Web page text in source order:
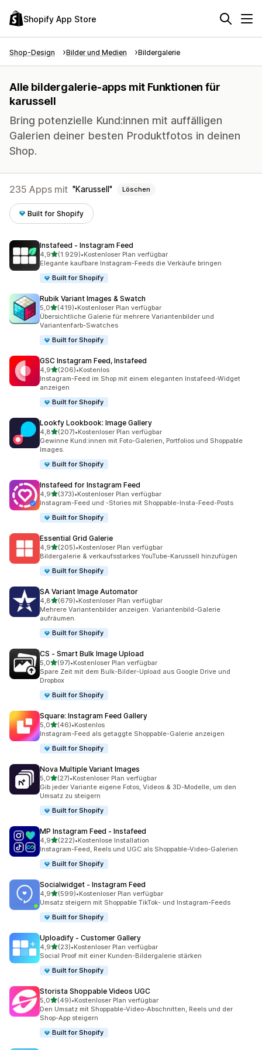
Shopify App Store
Shop-Design Bilder und Medien Bildergalerie
Alle bildergalerie-apps mit Funktionen für
karussell
Bring potenzielle Kund:innen mit auffälligen
Galerien deiner besten Produktfotos in deinen
Shop.
235 Apps mit Karussell Löschen
Built for Shopify
Instafeed ‑ Instagram Feed
4,9von 5 Sternen
(1.929)
1929 Rezensionen insgesamt
•Kostenloser Plan verfügbar
Elegante kaufbare Instagram-Feeds die Verkäufe bringen
Built for Shopify
Rubik Variant Images & Swatch
5,0von 5 Sternen
(419)
419 Rezensionen insgesamt
•Kostenloser Plan verfügbar
Übersichtliche Galerie für mehrere Variantenbilder und
Variantenfarb-Swatches
Built for Shopify
GSC Instagram Feed, Instafeed
4,9von 5 Sternen
(206)
206 Rezensionen insgesamt
•Kostenlos
Instagram-Feed im Shop mit einem eleganten Instafeed-Widget
anzeigen
Built for Shopify
Lookfy Lookbook: Image Gallery
4,8von 5 Sternen
(207)
207 Rezensionen insgesamt
•Kostenloser Plan verfügbar
Gewinne Kund:innen mit Foto-Galerien, Portfolios und Shoppable
Images.
Built for Shopify
Instafeed for Instagram Feed
4,9von 5 Sternen
(373)
373 Rezensionen insgesamt
•Kostenloser Plan verfügbar
Instagram-Feed und -Stories mit Shoppable-Insta-Feed-Posts
Built for Shopify
Essential Grid Galerie
4,9von 5 Sternen
(205)
205 Rezensionen insgesamt
•Kostenloser Plan verfügbar
Bildergalerie & verkaufsstarkes YouTube-Karussell hinzufügen
Built for Shopify
SA Variant Image Automator
4,8von 5 Sternen
(679)
679 Rezensionen insgesamt
•Kostenloser Plan verfügbar
Mehrere Variantenbilder anzeigen. Variantenbild-Galerie
aufräumen.
Built for Shopify
CS ‑ Smart Bulk Image Upload
5,0von 5 Sternen
(97)
97 Rezensionen insgesamt
•Kostenloser Plan verfügbar
Spare Zeit mit dem Bulk-Bilder-Upload aus Google Drive und
Dropbox
Built for Shopify
Square: Instagram Feed Gallery
5,0von 5 Sternen
(46)
46 Rezensionen insgesamt
•Kostenlos
Instagram-Feed als getaggte Shoppable-Galerie anzeigen
Built for Shopify
Nova Multiple Variant Images
5,0von 5 Sternen
(27)
27 Rezensionen insgesamt
•Kostenloser Plan verfügbar
Gib jeder Variante eigene Fotos, Videos & 3D-Modelle, um den
Umsatz zu steigern
Built for Shopify
MP Instagram Feed ‑ Instafeed
4,9von 5 Sternen
(222)
222 Rezensionen insgesamt
•Kostenlose Installation
Instagram-Feed, Reels und UGC als Shoppable-Video-Galerien
Built for Shopify
Socialwidget ‑ Instagram Feed
4,9von 5 Sternen
(599)
599 Rezensionen insgesamt
•Kostenloser Plan verfügbar
Umsatz steigern mit Shoppable TikTok- und Instagram-Feeds
Built for Shopify
Uploadify ‑ Customer Gallery
4,9von 5 Sternen
(23)
23 Rezensionen insgesamt
•Kostenloser Plan verfügbar
Social Proof mit einer Kunden-Bildergalerie stärken
Built for Shopify
Storista Shoppable Videos UGC
5,0von 5 Sternen
(49)
49 Rezensionen insgesamt
•Kostenloser Plan verfügbar
Den Umsatz mit Shoppable-Video-Abschnitten, Reels und der
Shop-App steigern
Built for Shopify